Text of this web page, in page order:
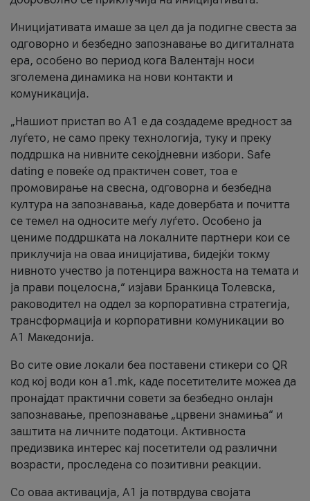
Иницијативата имаше за цел да ја подигне свеста за
одговорно и безбедно запознавање во дигиталната
ера, особено во период кога Валентајн носи
зголемена динамика на нови контакти и
комуникација.
„Нашиот пристап во А1 е да создадеме вредност за
луѓето, не само преку технологија, туку и преку
поддршка на нивните секојдневни избори. Safe
dating е повеќе од практичен совет, тоа е
промовирање на свесна, одговорна и безбедна
култура на запознавања, каде довербата и почитта
се темел на односите меѓу луѓето. Особено ја
цениме поддршката на локалните партнери кои се
приклучија на оваа иницијатива, бидејќи токму
нивното учество ја потенцира важноста на темата и
ја прави поцелосна,“ изјави Бранкица Толевска,
раководител на оддел за корпоративна стратегија,
трансформација и корпоративни комуникации во
А1 Македонија.
Во сите овие локали беа поставени стикери со QR
код кој води кон a1.mk, каде посетителите можеа да
пронајдат практични совети за безбедно онлајн
запознавање, препознавање „црвени знамиња“ и
заштита на личните податоци. Активноста
предизвика интерес кај посетители од различни
возрасти, проследена со позитивни реакции.
Со оваа активација, А1 ја потврдува својата